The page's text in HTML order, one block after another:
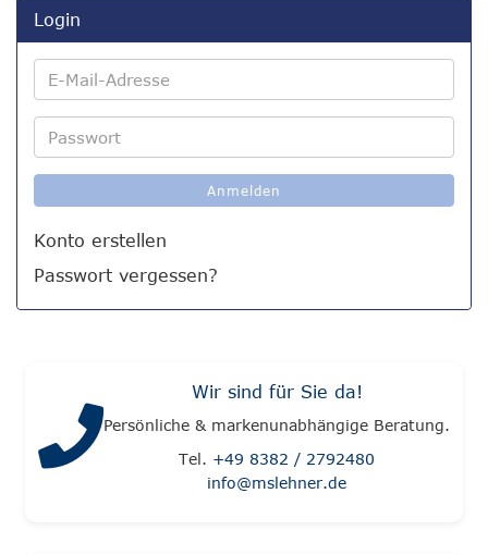
Login
E-
Mail-
Passwort
Anmelden
Konto erstellen
Passwort vergessen?
Wir sind für Sie da!
Persönliche & markenunabhängige Beratung.
Tel. +49 8382 / 2792480
info@mslehner.de